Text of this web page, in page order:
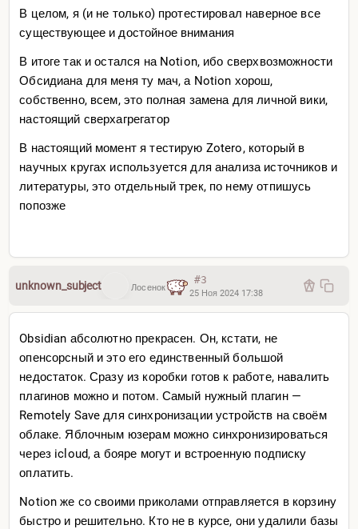
В целом, я (и не только) протестировал наверное все
существующее и достойное внимания
В итоге так и остался на Notion, ибо сверхвозможности
Обсидиана для меня ту мач, а Notion хорош,
собственно, всем, это полная замена для личной вики,
настоящий сверхагрегатор
В настоящий момент я тестирую Zotero, который в
научных кругах используется для анализа источников и
литературы, это отдельный трек, по нему отпишусь
попозже
unknown_subject Лосенок
#3
25 Ноя 2024 17:38
Obsidian абсолютно прекрасен. Он, кстати, не
опенсорсный и это его единственный большой
недостаток. Сразу из коробки готов к работе, навалить
плагинов можно и потом. Самый нужный плагин —
Remotely Save для синхронизации устройств на своём
облаке. Яблочным юзерам можно синхронизироваться
через icloud, а бояре могут и встроенную подписку
оплатить.
Notion же со своими приколами отправляется в корзину
быстро и решительно. Кто не в курсе, они удалили базы